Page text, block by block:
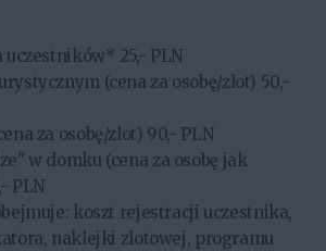
uczestników* 25,- PLN
(cena za osobę/zlot) 50,-
za osobę/zlot) 90,- PLN
w domku (cena za osobę jak
PLN
koszt rejestracji uczestnika,
naklejki zlotowej, programu